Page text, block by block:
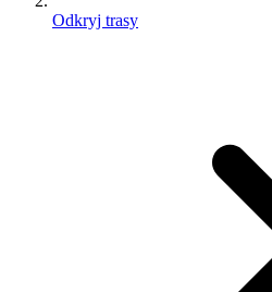
Odkryj trasy